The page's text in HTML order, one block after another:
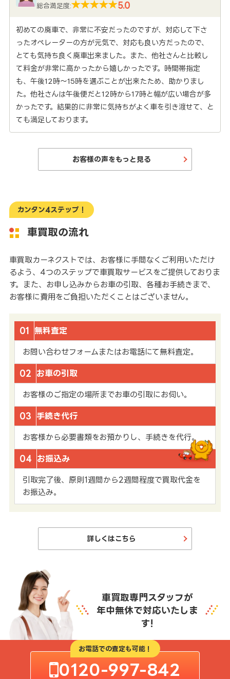
総合満足度: 5.0
初めての廃車で、非常に不安だったのですが、対応して下さ
ったオペレーターの方が元気で、対応も良い方だったので、
とても気持ち良く廃車出来ました。また、他社さんと比較し
て料金が非常に高かったから嬉しかったです。時間帯指定
も、午後12時～15時を選ぶことが出来たため、助かりまし
た。他社さんは午後便だと12時から17時と幅が広い場合が多
かったです。結果的に非常に気持ちがよく車を引き渡せて、と
ても満足しております。
お客様の声をもっと見る
カンタン4ステップ！
車買取の流れ
車買取カーネクストでは、お客様に手間なくご利用いただけ
るよう、4つのステップで車買取サービスをご提供しておりま
す。また、お申し込みからお車の引取、各種お手続きまで、
お客様に費用をご負担いただくことはございません。
01 無料査定
お問い合わせフォームまたはお電話にて無料査定。
02 お車の引取
お客様のご指定の場所までお車の引取にお伺い。
03 手続き代行
お客様から必要書類をお預かりし、手続きを代行。
04 お振込み
引取完了後、原則1週間から2週間程度で買取代金を
お振込み。
詳しくはこちら
車買取専門スタッフが
年中無休で対応いたしま
す!
お電話での査定も可能！
0120-997-842